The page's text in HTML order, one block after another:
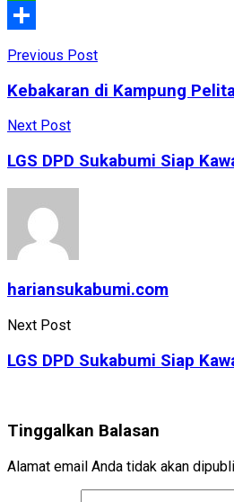
WhatsApp
Previous Post
Kebakaran di Kampung
Next Post
LGS DPD Sukabumi Siap
hariansukabumi.com
Next Post
LGS DPD Sukabumi Siap
Tinggalkan Balasan
Alamat email Anda tidak akan